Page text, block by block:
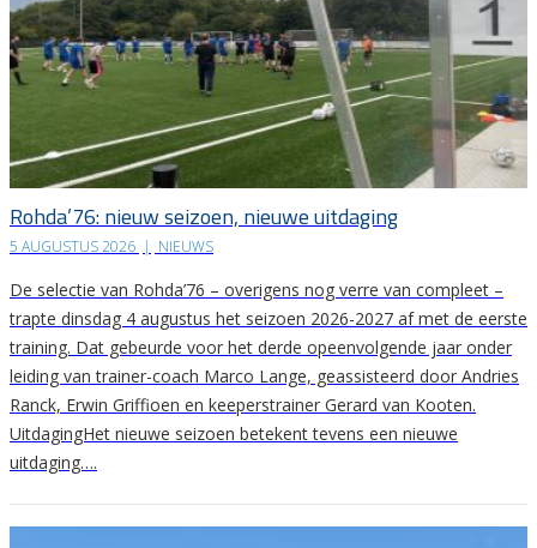
Rohda’76: nieuw seizoen, nieuwe uitdaging
5 AUGUSTUS 2026 | NIEUWS
De selectie van Rohda’76 – overigens nog verre van compleet –
trapte dinsdag 4 augustus het seizoen 2026-2027 af met de eerste
training. Dat gebeurde voor het derde opeenvolgende jaar onder
leiding van trainer-coach Marco Lange, geassisteerd door Andries
Ranck, Erwin Griffioen en keeperstrainer Gerard van Kooten.
UitdagingHet nieuwe seizoen betekent tevens een nieuwe
uitdaging….